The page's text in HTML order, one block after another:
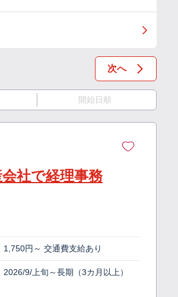
次へ
開始日順
社で経理事務
1,750円～ 交通費支給あり
2026/9/上旬～長期（3カ月以上）